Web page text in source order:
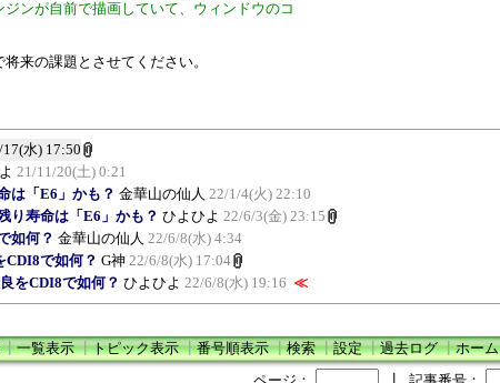
ンが自前で描画していて、ウィンドウのコ
来の課題とさせてください。
水) 17:50
21/11/20(土) 0:21
は「E6」かも？ 金華山の仙人 22/1/4(火) 22:10
り寿命は「E6」かも？ ひよひよ 22/6/3(金) 23:15
如何？ 金華山の仙人 22/6/8(水) 4:34
CDI8で如何？ G神 22/6/8(水) 17:04
をCDI8で如何？ ひよひよ 22/6/8(水) 19:16 ≪
┃一覧表示┃トピック表示┃番号順表示┃検索┃設定┃過去ログ┃ホーム